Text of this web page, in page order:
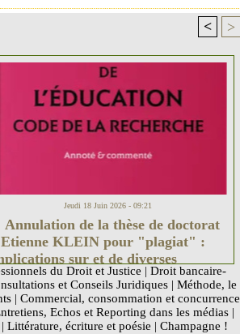
< >
Jeudi 18 Juin 2026 - 09:21
Annulation de la thèse de doctorat
KLEIN pour "plagiat" :
sur et de diverses
(Université, CEA et
Culture).
du Droit et Justice | Droit bancaire-
et Conseils Juridiques | Méthode, le
| Commercial, consommation et concurrence
Echos et Reporting dans les médias |
| Littérature, écriture et poésie | Champagne !